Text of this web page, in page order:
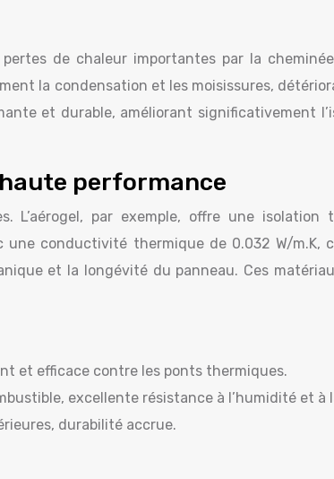
de chaleur importantes par la
la condensation et les moisissures,
et durable, améliorant significativement
performance
par exemple, offre une isolation
une conductivité thermique de 0.032 W/
et la longévité du panneau. Ces
et efficace contre les ponts thermiques.
excellente résistance à l’humidité et à
durabilité accrue.